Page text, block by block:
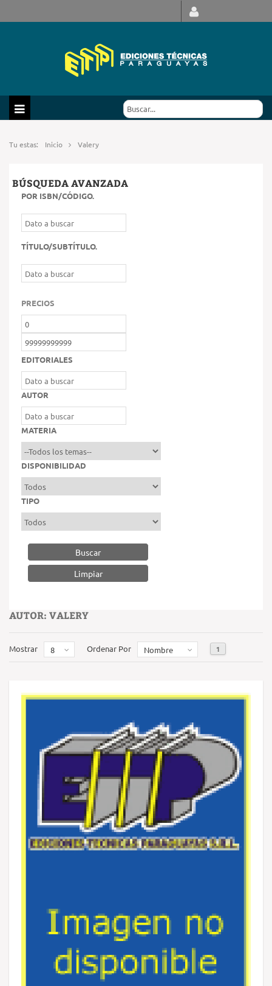
Tu estas: Inicio Valery
BÚSQUEDA AVANZADA
POR ISBN/CÓDIGO.
TÍTULO/SUBTÍTULO.
PRECIOS
EDITORIALES
AUTOR
MATERIA
DISPONIBILIDAD
TIPO
Buscar
AUTOR: VALERY
Mostrar 8 Ordenar Por Nombre 1